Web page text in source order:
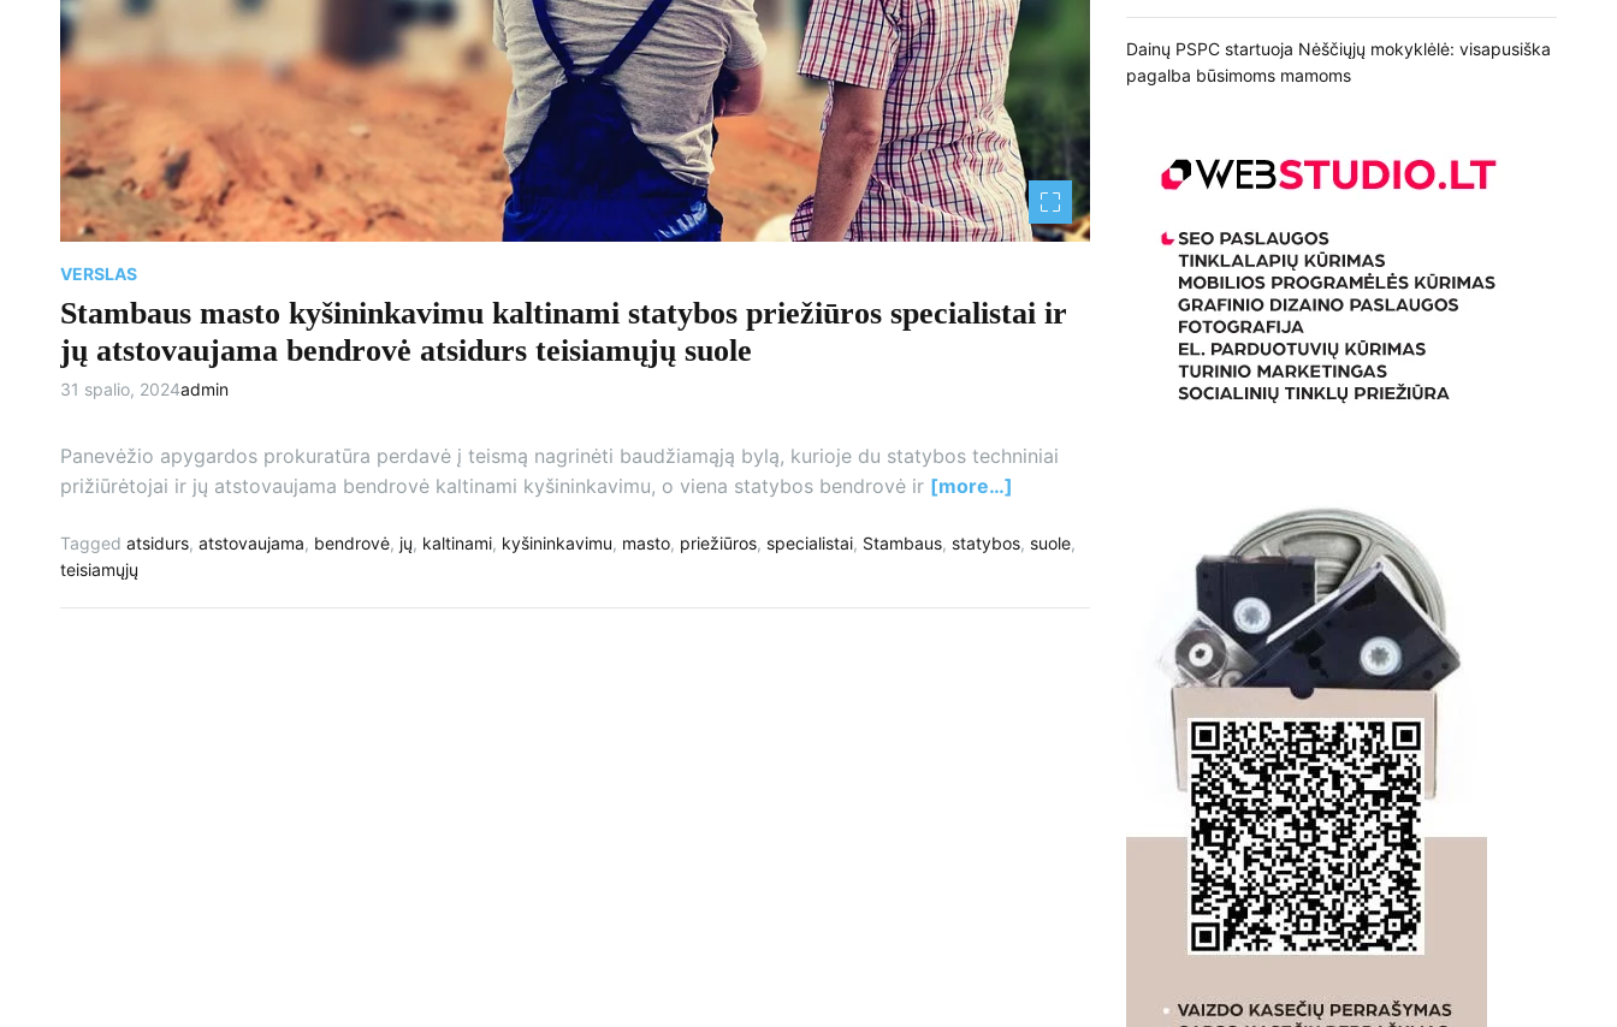
VERSLAS
Stambaus masto kyšininkavimu kaltinami statybos priežiūros specialistai ir
jų atstovaujama bendrovė atsidurs teisiamųjų suole
31 spalio, 2024admin
Panevėžio apygardos prokuratūra perdavė į teismą nagrinėti baudžiamąją bylą, kurioje du statybos techniniai
prižiūrėtojai ir jų atstovaujama bendrovė kaltinami kyšininkavimu, o viena statybos bendrovė ir [more…]
Tagged atsidurs, atstovaujama, bendrovė, jų, kaltinami, kyšininkavimu, masto, priežiūros, specialistai, Stambaus, statybos, suole,
teisiamųjų
Dainų PSPC startuoja Nėščiųjų mokyklėlė: visapusiška
pagalba būsimoms mamoms